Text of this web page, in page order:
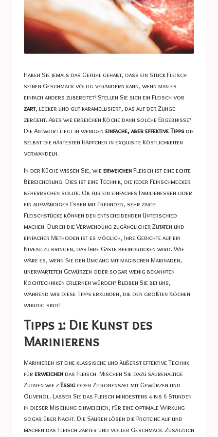
Haben Sie jemals das Gefühl gehabt, dass ein Stück Fleisch
seinen Geschmack völlig verändern kann, wenn man es
einfach anders zubereitet? Stellen Sie sich ein Fleisch vor
zart, lecker und gut karamellisiert, das auf der Zunge
zergeht. Aber wie erreichen Köche dann solche Ergebnisse?
Die Antwort liegt in wenigen einfache, aber effektive Tippsdie
selbst die härtesten Häppchen in exquisite Köstlichkeiten
verwandeln.
In der Küche wissen Sie, wieerweichenFleisch ist eine echte
Bereicherung. Dies ist eine Technik, die jeder Feinschmecker
beherrschen sollte. Ob für ein einfaches Familienessen oder
ein aufwändiges Essen mit Freunden, sehr zarte
Fleischstücke können den entscheidenden Unterschied
machen. Durch die Verwendung zugänglicher Zutaten und
einfacher Methoden ist es möglich, Ihre Gerichte auf ein
Niveau zu bringen, das Ihre Gäste beeindrucken wird. Wie
wäre es, wenn Sie den Umgang mit magischen Marinaden,
unerwarteten Gewürzen oder sogar wenig bekannten
Kochtechniken erlernen würden? Bleiben Sie bei uns,
während wir diese Tipps erkunden, die den größten Köchen
würdig sind!
Tipps 1: Die Kunst des
Marinierens
Marinieren ist eine klassische und äußerst effektive Technik
für erweichendas Fleisch. Mischen Sie dazu säurehaltige
Zutaten wie zEssig oder Zitronensaft mit Gewürzen und
Olivenöl. Lassen Sie das Fleisch mindestens 4 bis 6 Stunden
in dieser Mischung einweichen, für eine optimale Wirkung
sogar über Nacht. Die Säuren lösen die Proteine ​​auf und
machen das Fleisch zarter und voller Geschmack. Zusätzlich